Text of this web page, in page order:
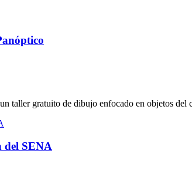
taller gratuito de dibujo enfocado en objetos del
del SENA